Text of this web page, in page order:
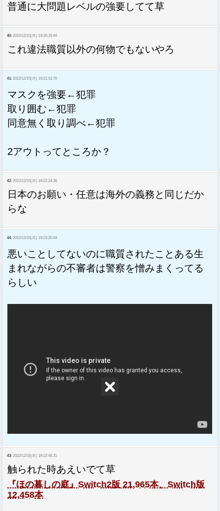
普通に大問題レベルの強要してて草
40: 2022/12/15(木) 19:20:39.94
これ違法職質以外の何物でもないやろ
41: 2022/12/15(木) 19:21:53.76
マスクを強要←犯罪
取り囲む←犯罪
同意無く取り調べ←犯罪
2アウトってところか？
42: 2022/12/15(木) 19:22:24.36
日本のお願い・任意は海外の義務と同じだか
らな
44: 2022/12/15(木) 19:23:20.64
悪いことしてないのに職質されたことある生
まれながらの不審者は警察を憎みまくってる
らしい
43: 2022/12/15(木) 19:22:48.31
触られた時あえいでて草
『ほの暮しの庭』Switch2版 21,965本、Switch版
12,458本